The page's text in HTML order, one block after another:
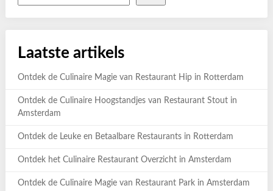
Laatste artikels
Ontdek de Culinaire Magie van Restaurant Hip in Rotterdam
Ontdek de Culinaire Hoogstandjes van Restaurant Stout in
Amsterdam
Ontdek de Leuke en Betaalbare Restaurants in Rotterdam
Ontdek het Culinaire Restaurant Overzicht in Amsterdam
Ontdek de Culinaire Magie van Restaurant Park in Amsterdam